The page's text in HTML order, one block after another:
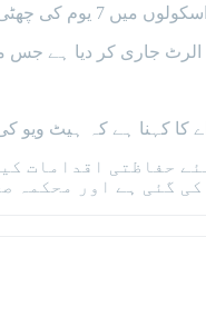
25 سے 31 مئی تک بند رہیں گے۔
پنجاب میں ہیٹ ویو کا خدشہ ظاہر کیا
کا کہنا ہے کہ ہیٹ ویو
حفاظتی اقدامات
گئی ہے اور محکمہ